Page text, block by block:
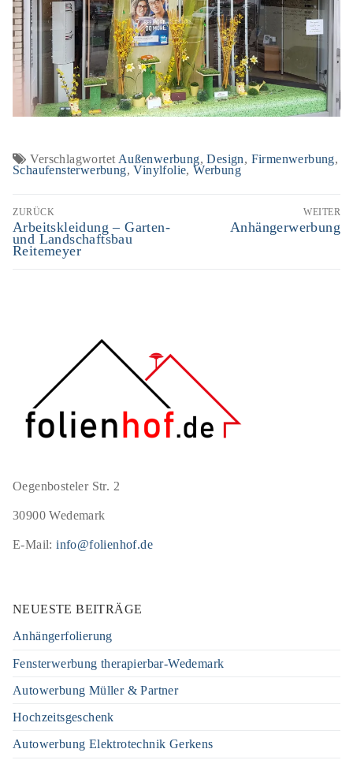
Verschlagwortet Außenwerbung,Design, Firmenwerbung,
Schaufensterwerbung,Vinylfolie,Werbung
Beitragsnavigation
ZURÜCK
Vorheriger
Beitrag:
Arbeitskleidung – Garten-
und Landschaftsbau
Reitemeyer
WEITER
Nächster
Beitrag:
Anhängerwerbung
Oegenbosteler Str. 2
30900 Wedemark
E-Mail:info@folienhof.de
NEUESTE BEITRÄGE
Anhängerfolierung
Fensterwerbung therapierbar-Wedemark
Autowerbung Müller & Partner
Hochzeitsgeschenk
Autowerbung Elektrotechnik Gerkens